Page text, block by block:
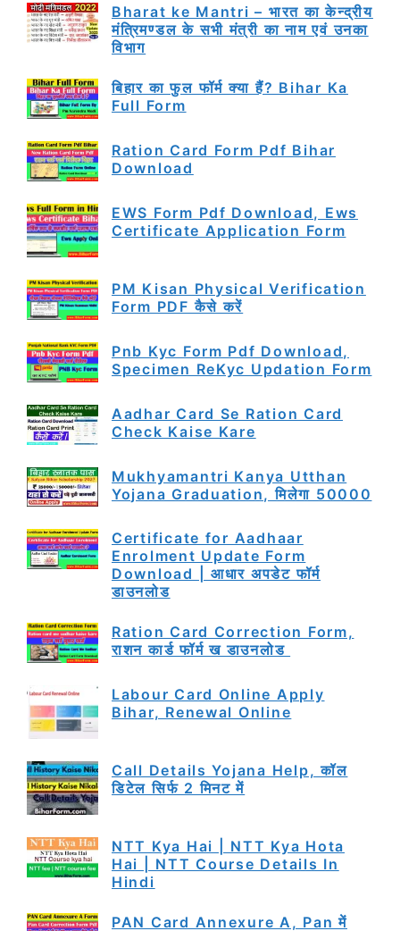
Bharat ke Mantri – भारत का केन्द्रीय
मंत्रिमण्डल के सभी मंत्री का नाम एवं उनका
विभाग
बिहार का फुल फॉर्म क्या हैं? Bihar Ka
Full Form
Ration Card Form Pdf Bihar
Download
EWS Form Pdf Download, Ews
Certificate Application Form
PM Kisan Physical Verification
Form PDF कैसे करें
Pnb Kyc Form Pdf Download,
Specimen ReKyc Updation Form
Aadhar Card Se Ration Card
Check Kaise Kare
Mukhyamantri Kanya Utthan
Yojana Graduation, मिलेगा 50000
Certificate for Aadhaar
Enrolment Update Form
Download | आधार अपडेट फॉर्म
डाउनलोड
Ration Card Correction Form,
राशन कार्ड फॉर्म ख डाउनलोड
Labour Card Online Apply
Bihar, Renewal Online
Call Details Yojana Help, कॉल
डिटेल सिर्फ 2 मिनट में
NTT Kya Hai | NTT Kya Hota
Hai | NTT Course Details In
Hindi
PAN Card Annexure A, Pan में